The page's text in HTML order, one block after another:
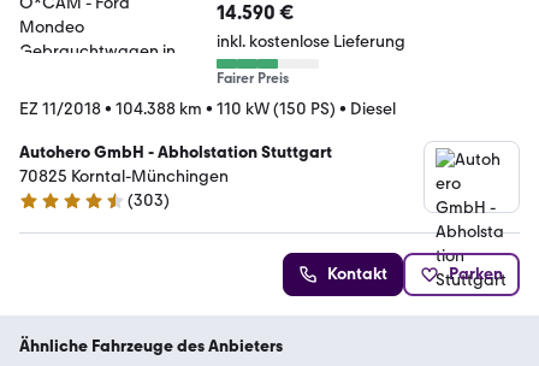
14.590 €
inkl. kostenlose Lieferung
Fairer Preis
EZ 11/2018• 104.388 km • 110 kW (150 PS) • Diesel
Autohero GmbH - Abholstation Stuttgart
70825 Korntal-Münchingen
4.4 Sterne
(303)
Kontakt Parken
Ähnliche Fahrzeuge des Anbieters